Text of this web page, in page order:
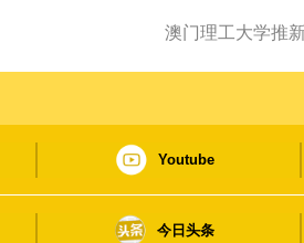
澳门理工大学推
Youtube
今日头条